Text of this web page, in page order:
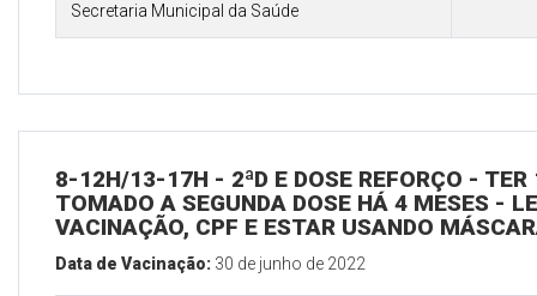
Secretaria Municipal da Saúde
8-12H/13-17H - 2ªD E DOSE REFORÇO -
TOMADO A SEGUNDA DOSE HÁ 4 MESES -
VACINAÇÃO, CPF E ESTAR USANDO
Data de Vacinação: 30 de junho de 2022